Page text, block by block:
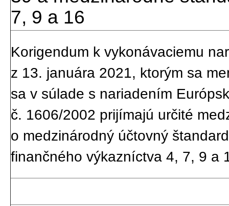
7, 9 a 16
Korigendum k vykonávaciemu
z 13. januára 2021, ktorým sa
sa v súlade s nariadením
č. 1606/2002 prijímajú určité
o medzinárodný účtovný
finančného výkazníctva 4, 7, 9 a